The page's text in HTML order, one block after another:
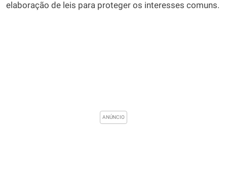
elaboração de leis para proteger os interesses comuns.